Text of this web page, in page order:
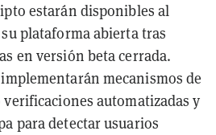
estarán disponibles al
plataforma abierta tras
en versión beta cerrada.
mecanismos de
verificaciones automatizadas y
para detectar usuarios